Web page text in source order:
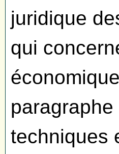
juridique
qui
techniques